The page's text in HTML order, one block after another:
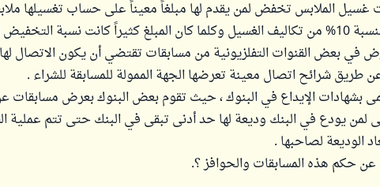
الملابس تخفض لمن يقدم لها مبلغاً معيناً على حساب تغسيلها
بالمبلغ نفسه بنسبة 10% من تكاليف الغسيل وكلما كان المبلغ كثيراً كانت نسبة
في بعض القنوات التفلزيونية من مسابقات تقتضي أن يكون الاتصال
طريق شرائح اتصال معينة تعرضها الجهة الممولة للمسابقة للشراء .
بشهادات الإيداع في البنوك ، حيث تقوم بعض البنوك بعرض مسابقات
لمن يودع في البنك وديعة لها حد أدنى تبقى في البنك حتى تتم عملية
الوديعة لصاحبها .
عن حكم هذه المسابقات والحوافز ؟.